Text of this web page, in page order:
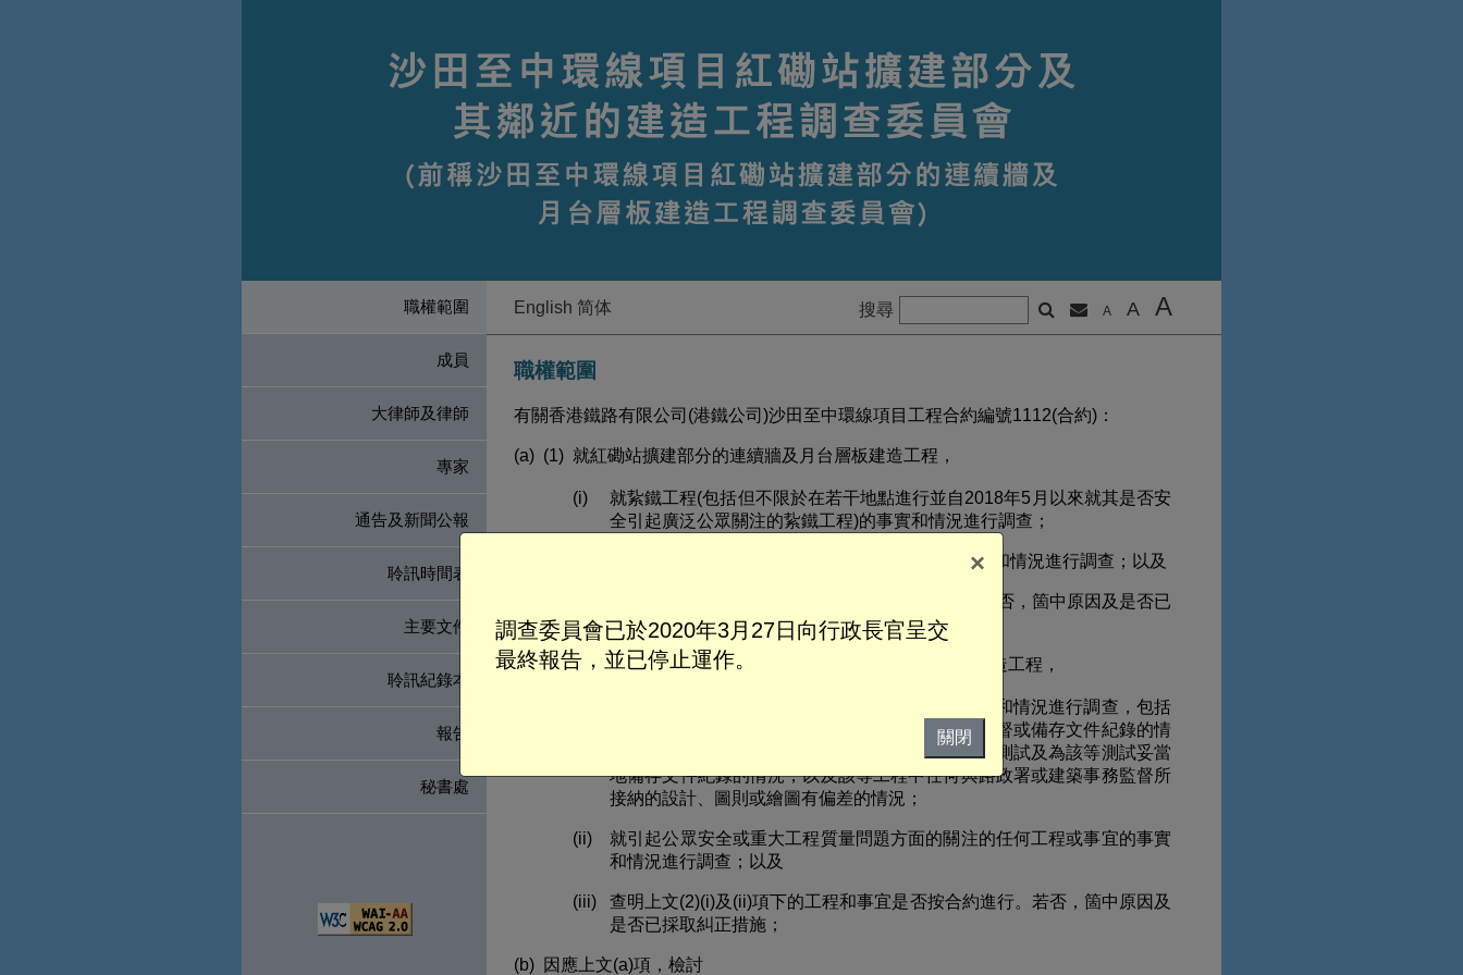
職權範圍
成員
大律師及律師
專家
通告及新聞公報
聆訊時間表
主要文件
聆訊紀錄本
報告
秘書處
English 简体 搜尋 A A A
職權範圍
有關香港鐵路有限公司(港鐵公司)沙田至中環線項目工程合約編號1112(合約)：
(a) (1) 就紅磡站擴建部分的連續牆及月台層板建造工程，
(i)
就紥鐵工程(包括但不限於在若干地點進行並自2018年5月以來就其是否安
全引起廣泛公眾關注的紥鐵工程)的事實和情況進行調查；
就引起公眾安全方面的關注的任何其他工程的事實和情況進行調查；以及
查明上文(1)(i)及(ii)項下的工程是否按合約進行。若否，箇中原因及是否已
採取糾正措施；
(2) 就北面連接隧道、南面連接隧道及紅磡列車停放處的建造工程，
就與紥鐵工程或混凝土工程相關的任何問題的事實和情況進行調查，包括
但不限於任何未有為該等工程妥當地進行巡查、監督或備存文件紀錄的情
況；任何未有為該等工程所採用的物料妥當地進行測試及為該等測試妥當
地備存文件紀錄的情況，以及該等工程中任何與路政署或建築事務監督所
接納的設計、圖則或繪圖有偏差的情況；
(ii)
就引起公眾安全或重大工程質量問題方面的關注的任何工程或事宜的事實
和情況進行調查；以及
(iii)
查明上文(2)(i)及(ii)項下的工程和事宜是否按合約進行。若否，箇中原因及
是否已採取糾正措施；
(b) 因應上文(a)項，檢討
×
調查委員會已於2020年3月27日向行政長官呈交
最終報告，並已停止運作。
關閉